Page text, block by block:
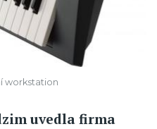
workstation
uvedla firma